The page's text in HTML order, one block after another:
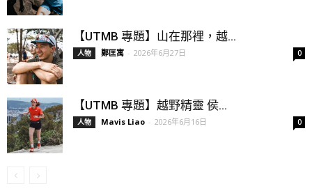
【UTMB 專題】山在那裡，越...
人物 鄭匡寓 - 2026年6月27日 0
【UTMB 專題】越野精靈 侯...
人物 Mavis Liao - 2026年6月16日 0